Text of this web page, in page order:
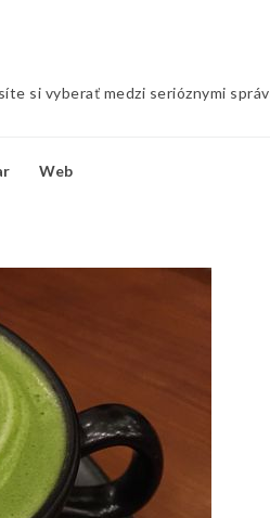
si vyberať medzi serióznymi
Web